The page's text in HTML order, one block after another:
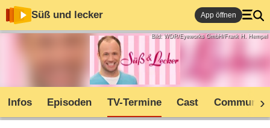
Süß und lecker App öffnen
Bild: WDR/Eyeworks GmbH/Frank H. Hempel
Infos Episoden TV-Termine Cast Community